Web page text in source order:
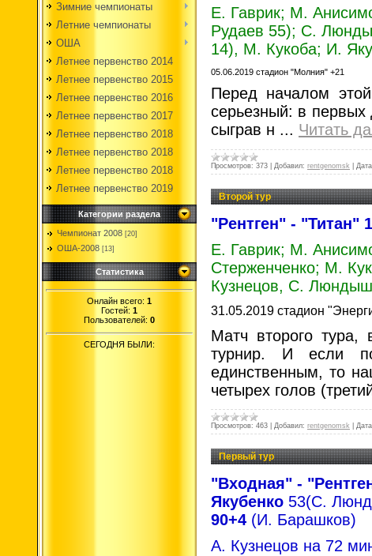
Зимние чемпионаты
Летние чемпионаты
ОША
Летнее первенство 2014
Летнее первенство 2015
Летнее первенство 2016
Летнее первенство 2017
Летнее первенство 2018
Летнее первенство 2018
Летнее первенство 2018
Летнее первенство 2019
Категории раздела
Чемпионат 2008 [20]
ОША-2008 [13]
Статистика
Онлайн всего: 1
Гостей: 1
Пользователей: 0
СЕГОДНЯ БЫЛИ:
Е. Гаврик; М.
Рудаев 55); С.
14), М. Кукоба; И.
05.06.2019 стадион "Молния" +21
Перед началом
серьезный: в первых
сыграв н ... Читать
Просмотров: 373 Добавил: rentgenomsk
Второй тур
"Рентген" - "Титан"
Е. Гаврик; М.
Стерженченко; М.
Кузнецов, С.
31.05.2019 стадион
Матч второго тура,
турнир. И если
единственным, то
четырех голов
Просмотров: 463 Добавил: rentgenomsk
Первый тур
"Входная" -
Якубенко 53(С.
90+4 (И. Барашков)
А. Кузнецов на 72